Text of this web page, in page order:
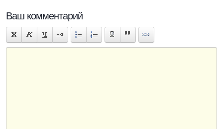
Ваш комментарий